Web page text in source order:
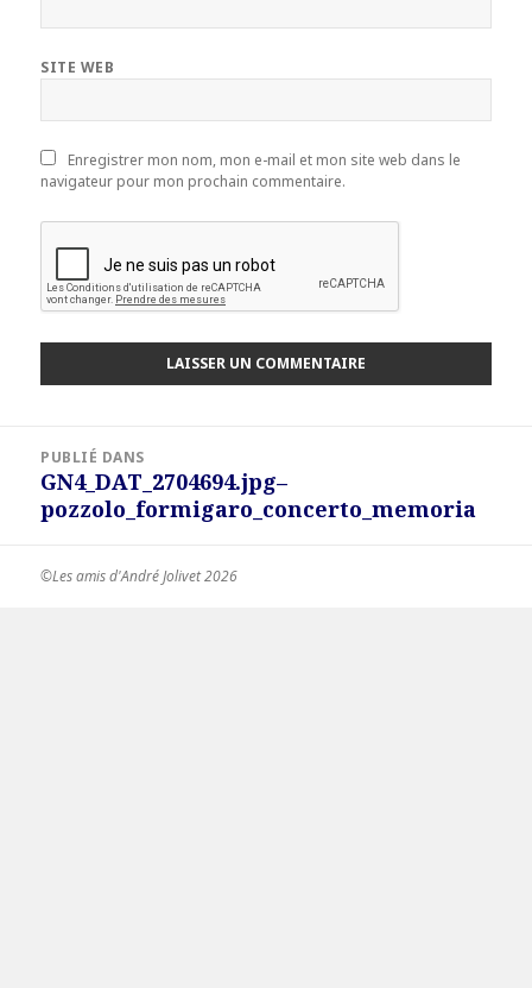
SITE WEB
Enregistrer mon nom, mon e-mail et mon site web dans le
navigateur pour mon prochain commentaire.
PUBLIÉ DANS
GN4_DAT_2704694.jpg–
pozzolo_formigaro_concerto_memoria
©Les amis d'André Jolivet 2026